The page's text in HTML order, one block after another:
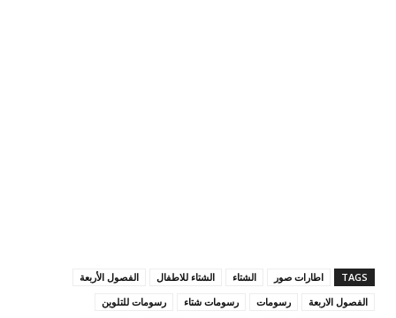
TAGS اطارات صور الشتاء الشتاء للاطفال
الفصول الأربعة
الفصول الاربعة
رسومات رسومات شتاء
رسومات للتلوين